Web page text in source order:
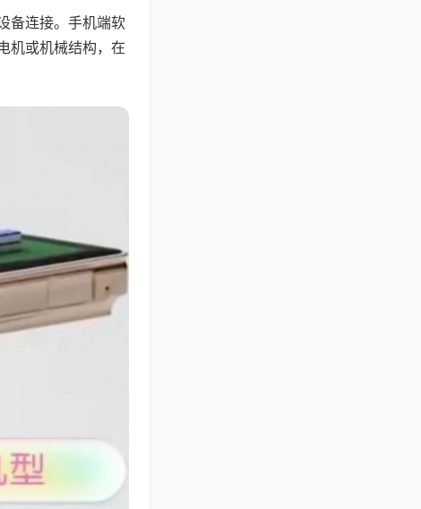
备连接。手机端软
机或机械结构，在